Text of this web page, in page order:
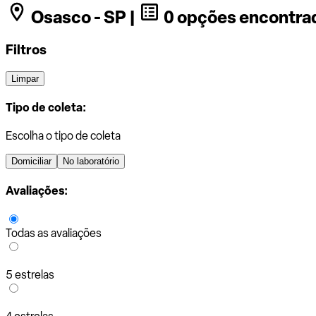
Osasco - SP | 0 opções
Filtros
Limpar
Tipo de coleta:
Escolha o tipo de coleta
Domiciliar No laboratório
Avaliações:
Todas as avaliações
5 estrelas